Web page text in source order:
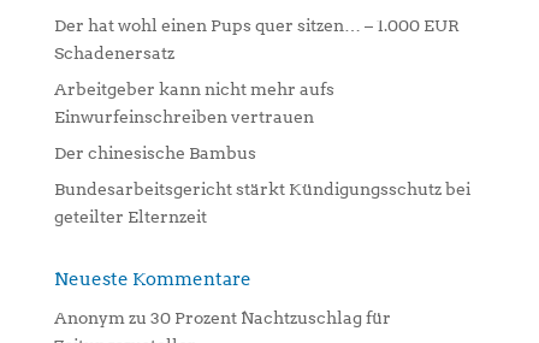
v
e
:
Der hat wohl einen Pups quer sitzen… – 1.000 EUR
Schadenersatz
Arbeitgeber kann nicht mehr aufs
Einwurfeinschreiben vertrauen
Der chinesische Bambus
Bundesarbeitsgericht stärkt Kündigungsschutz bei
geteilter Elternzeit
Neueste Kommentare
Anonym zu 30 Prozent Nachtzuschlag für